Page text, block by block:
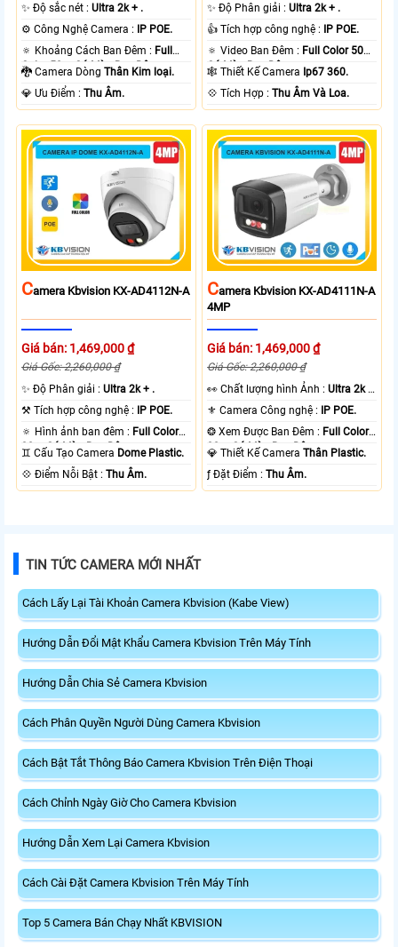
✨ Độ sắc nét :Ultra 2k + .
⚙ Công Nghệ Camera : IP POE.
🔅 Khoảng Cách Ban Đêm : Full
Color 50m Có Màu Ban Ðêm.
🐉️ Camera DòngThân Kim loại.
️💎 Ưu Điểm :Thu Âm.
✨ Độ Phân giải :Ultra 2k + .
👍 Tích hợp công nghệ : IP POE.
🔅 Video Ban Đêm : Full Color 50m
Có Màu Ban Ðêm.
🕸️ Thiết Kế Camera Ip67 360.
️💠 Tích Hợp :Thu Âm Và Loa.
CAmera Kbvision KX-AD4112N-A
Giá bán: 1,469,000 ₫
Giá Gốc: 2,260,000 ₫
✨ Độ Phân giải :Ultra 2k + .
⚒ Tích hợp công nghệ : IP POE.
🔅 Hình ảnh ban đêm : Full Color
30m Có Màu Ban Ðêm.
♊ Cấu Tạo Camera Dome Plastic.
️💠 Điểm Nỗi Bật :Thu Âm.
CAmera Kbvision KX-AD4111N-A
4MP
Giá bán: 1,469,000 ₫
Giá Gốc: 2,260,000 ₫
️👀 Chất lượng hình Ảnh :Ultra 2k +
⚜️ Camera Công nghệ : IP POE.
❂ Xem Được Ban Đêm : Full Color
30m Có Màu Ban Ðêm.
💎 Thiết Kế CameraThân Plastic.
️ƒ Đặt Điểm :Thu Âm.
TIN TỨC CAMERA MỚI NHẤT
Cách Lấy Lại Tài Khoản Camera Kbvision (Kabe View)
Hướng Dẫn Đổi Mật Khẩu Camera Kbvision Trên Máy Tính
Hướng Dẫn Chia Sẻ Camera Kbvision
Cách Phân Quyền Người Dùng Camera Kbvision
Cách Bật Tắt Thông Báo Camera Kbvision Trên Điện Thoại
Cách Chỉnh Ngày Giờ Cho Camera Kbvision
Hướng Dẫn Xem Lại Camera Kbvision
Cách Cài Đặt Camera Kbvision Trên Máy Tính
Top 5 Camera Bán Chạy Nhất KBVISION